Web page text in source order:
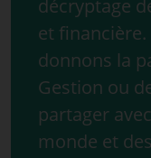
décryptage
et
donnons la
Gestion ou
partager
monde et